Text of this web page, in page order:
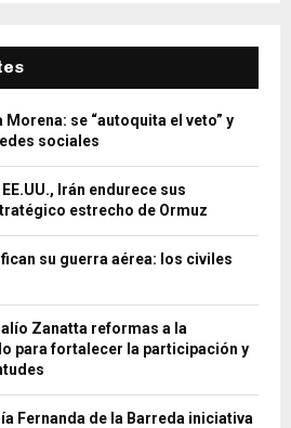
Morena: se “autoquita el veto” y
sociales
Irán endurece sus
estrecho de Ormuz
su guerra aérea: los civiles
Zanatta reformas a la
para fortalecer la participación y
Fernanda de la Barreda iniciativa